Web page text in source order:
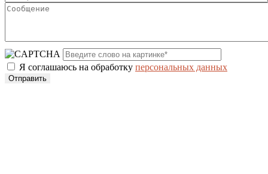
Я соглашаюсь на обработку персональных данных